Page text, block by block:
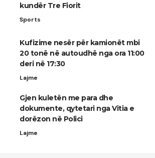
kundër Tre Fiorit
Sports
Kufizime nesër për kamionët mbi
20 tonë në autoudhë nga ora 11:00
deri në 17:30
Lajme
Gjen kuletën me para dhe
dokumente, qytetari nga Vitia e
dorëzon në Polici
Lajme